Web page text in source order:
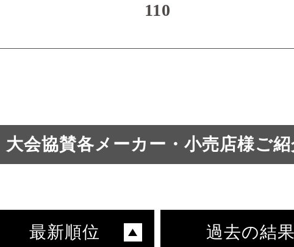
110
大会協賛各メーカー・小売店様ご
最新順位 過去の結